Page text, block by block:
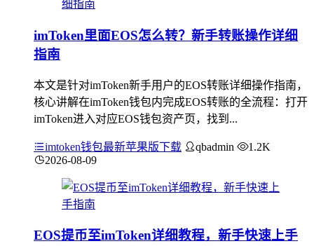
imToken里面EOS怎么转？新手转账操作详细
指南
本文是针对imToken新手用户的EOS转账详细操作指南，
核心讲解在imToken钱包内完成EOS转账的全流程：打开
imToken进入对应EOS钱包资产页，找到...
imtoken钱包最新苹果版下载 qbadmin
1.2K
2026-08-09
EOS提币至imToken详细教程，新手快速上手